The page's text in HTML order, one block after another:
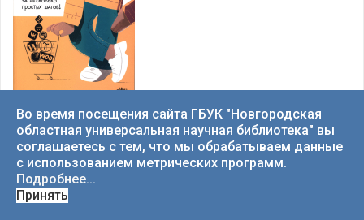
«Абонемент рекомендует»: Неделя
детской книги
«Абонемент рекомендует»: хилинг-
романы
КНИЖНЫЕ НОВИНКИ В БИБЛИОТЕКЕ
Молочков, Владимир Петрович. Интернет-магазин без
программирования
05 августа 2026
Во время посещения сайта ГБУК "Новгородская
областная универсальная научная библиотека" вы
соглашаетесь с тем, что мы обрабатываем данные
с использованием метрических программ.
Подробнее...
Принять